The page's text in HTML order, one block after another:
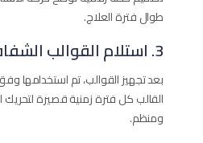
طوال فترة العلاج.
3. استلام القوالب الشفافة
بعد تجهيز القوالب، تم استخدامها
القالب كل فترة زمنية قصيرة لتحريك
ومنظم.